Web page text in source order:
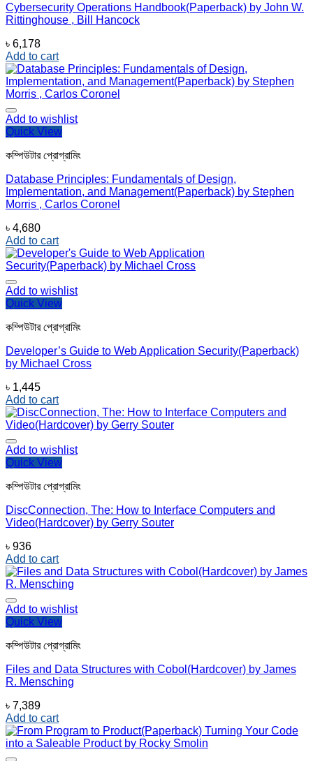
Cybersecurity Operations Handbook(Paperback) by John W.
Rittinghouse , Bill Hancock
৳ 6,178
Add to cart
Add to wishlist
Quick View
কম্পিউটার প্রোগ্রামিং
Database Principles: Fundamentals of Design,
Implementation, and Management(Paperback) by Stephen
Morris , Carlos Coronel
৳ 4,680
Add to cart
Add to wishlist
Quick View
কম্পিউটার প্রোগ্রামিং
Developer’s Guide to Web Application Security(Paperback)
by Michael Cross
৳ 1,445
Add to cart
Add to wishlist
Quick View
কম্পিউটার প্রোগ্রামিং
DiscConnection, The: How to Interface Computers and
Video(Hardcover) by Gerry Souter
৳ 936
Add to cart
Add to wishlist
Quick View
কম্পিউটার প্রোগ্রামিং
Files and Data Structures with Cobol(Hardcover) by James
R. Mensching
৳ 7,389
Add to cart